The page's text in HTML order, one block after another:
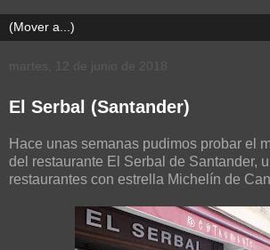
martes, 12 de junio de 2018
El Serbal (Santander)
Hace unas semanas pudimos probar el
del restaurante El Serbal de Santander,
restaurantes con estrella Michelín de